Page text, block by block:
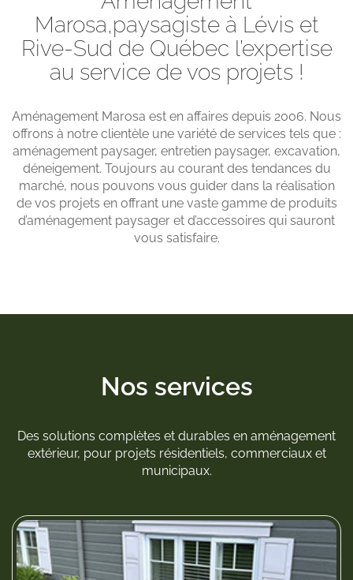
Marosa,paysagiste à Lévis et
Rive-Sud de Québec l’expertise
au service de vos projets !
Aménagement Marosa est en affaires depuis 2006. Nous
offrons à notre clientèle une variété de services tels que :
aménagement paysager, entretien paysager, excavation,
déneigement. Toujours au courant des tendances du
marché, nous pouvons vous guider dans la réalisation
de vos projets en offrant une vaste gamme de produits
d’aménagement paysager et d’accessoires qui sauront
vous satisfaire.
Nos services
Des solutions complètes et durables en aménagement
extérieur, pour projets résidentiels, commerciaux et
municipaux.